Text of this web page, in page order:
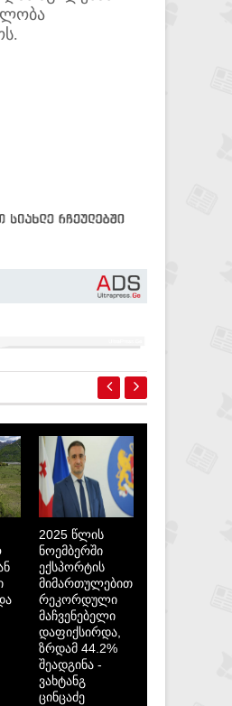
2025 წლის
ნოემბერში
ექსპორტის
მიმართულებით
რეკორდული
მაჩვენებელი
დაფიქსირდა,
ზრდამ 44.2%
შეადგინა -
ვახტანგ
ცინცაძე